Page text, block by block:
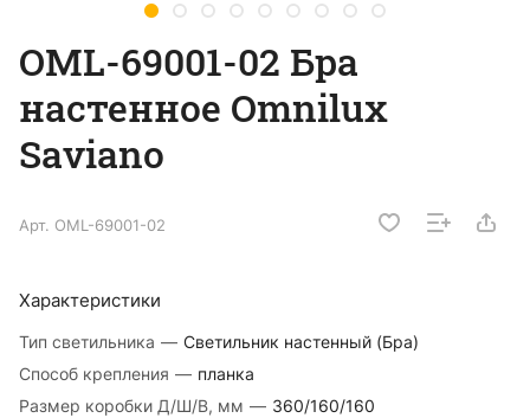
OML-69001-02 Бра
настенное Omnilux
Saviano
Арт. OML-69001-02
Характеристики
Тип светильника — Светильник настенный (Бра)
Способ крепления — планка
Размер коробки Д/Ш/В, мм — 360/160/160